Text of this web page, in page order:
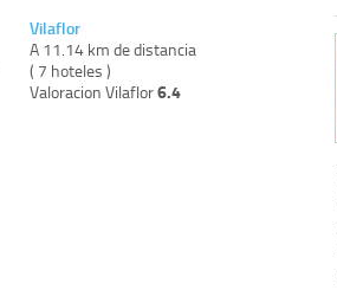
Vilaflor
A 11.14 km de distancia
( 7 hoteles )
Valoracion Vilaflor6.4